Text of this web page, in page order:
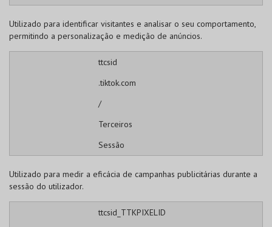
Utilizado para identificar visitantes e analisar o seu comportamento,
permitindo a personalização e medição de anúncios.
ttcsid
.tiktok.com
/
Terceiros
Sessão
Utilizado para medir a eficácia de campanhas publicitárias durante a
sessão do utilizador.
ttcsid_TTKPIXELID